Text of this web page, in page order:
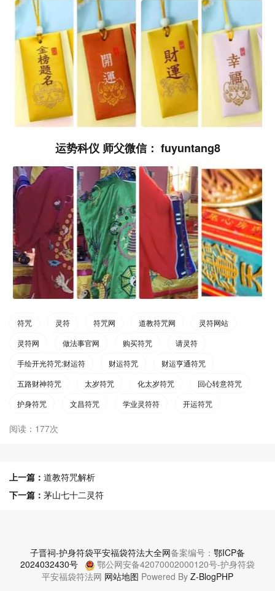
运势科仪 师父微信： fuyuntang8
符咒 灵符 符咒网 道教符咒网
灵符网站
灵符网
做法事官网 购买符咒
请灵符
手绘开光符咒:财运符
财运符咒
财运亨通符咒
五路财神符咒
太岁符咒 化太岁符咒
回心转意符咒
护身符咒
文昌符咒 学业灵符符 开运符咒
阅读：177次
上一篇： 道教符咒解析
下一篇： 茅山七十二灵符
子晋祠-护身符袋平安福袋符法大全网备案编号： 鄂ICP备
2024032430号
鄂公网安备42070002000120号-护身符袋
平安福袋符法网 网站地图 Powered By Z-BlogPHP